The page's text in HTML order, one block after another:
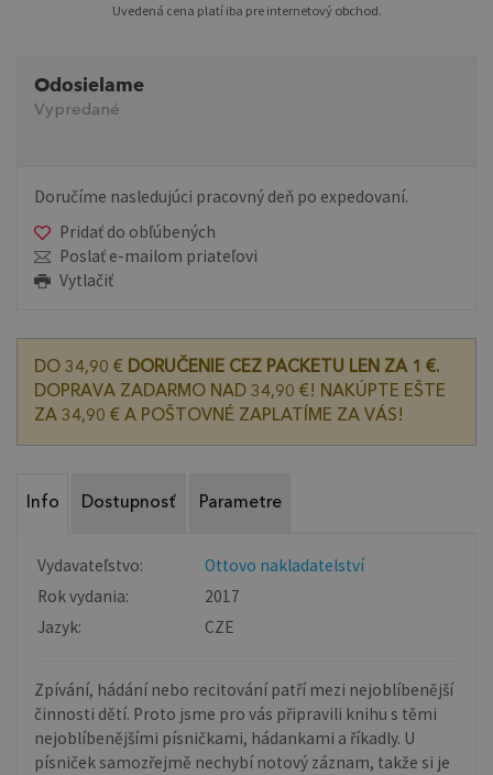
Uvedená cena platí iba pre internetový obchod.
Odosielame
Vypredané
Doručíme nasledujúci pracovný deň po expedovaní.
Pridať do obľúbených
Poslať e-mailom priateľovi
Vytlačiť
DO 34,90 € DORUČENIE CEZ PACKETU LEN ZA 1 €.
DOPRAVA ZADARMO NAD 34,90 €! NAKÚPTE EŠTE
ZA 34,90 € A POŠTOVNÉ ZAPLATÍME ZA VÁS!
Info Dostupnosť Parametre
Vydavateľstvo:
Ottovo nakladatelství
Rok vydania:
2017
Jazyk:
CZE
Zpívání, hádání nebo recitování patří mezi nejoblíbenější
činnosti dětí. Proto jsme pro vás připravili knihu s těmi
nejoblíbenějšími písničkami, hádankami a říkadly. U
písniček samozřejmě nechybí notový záznam, takže si je